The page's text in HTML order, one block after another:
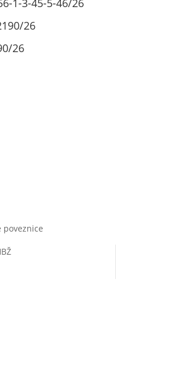
1-3-45-5-46/26
26
26
poveznice